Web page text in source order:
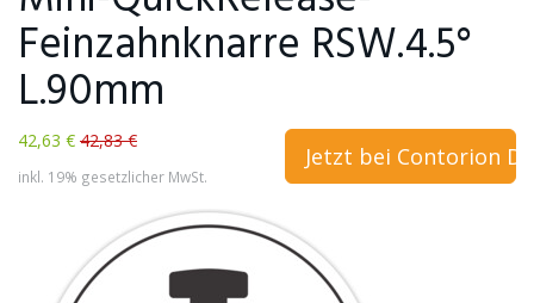
Feinzahnknarre RSW.4.5°
L.90mm
42,63 € 42,83 €
inkl. 19% gesetzlicher MwSt.
Jetzt bei Contorion